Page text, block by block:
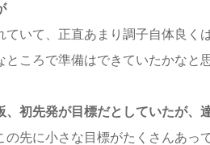
いて、正直あまり調子自体良く
ころで準備はできていたかなと
初先発が目標だとしていたが、
先に小さな目標がたくさんあっ